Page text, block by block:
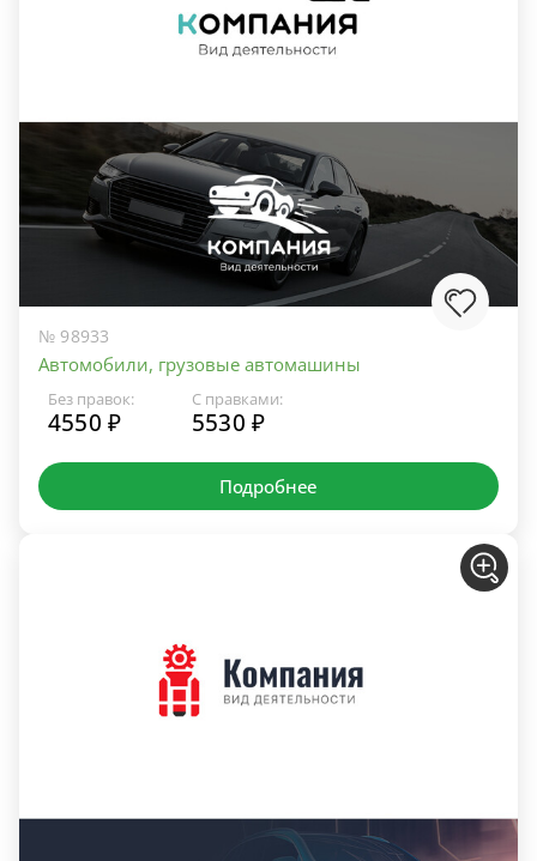
№ 98933
Автомобили, грузовые автомашины
Без правок:
4550 ₽
С правками:
5530 ₽
Подробнее